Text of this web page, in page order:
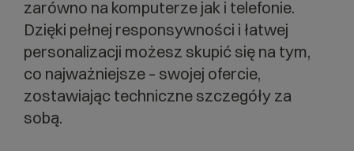
zarówno na komputerze jak i telefonie.
Dzięki pełnej responsywności i łatwej
personalizacji możesz skupić się na tym,
co najważniejsze – swojej ofercie,
zostawiając techniczne szczegóły za
sobą.